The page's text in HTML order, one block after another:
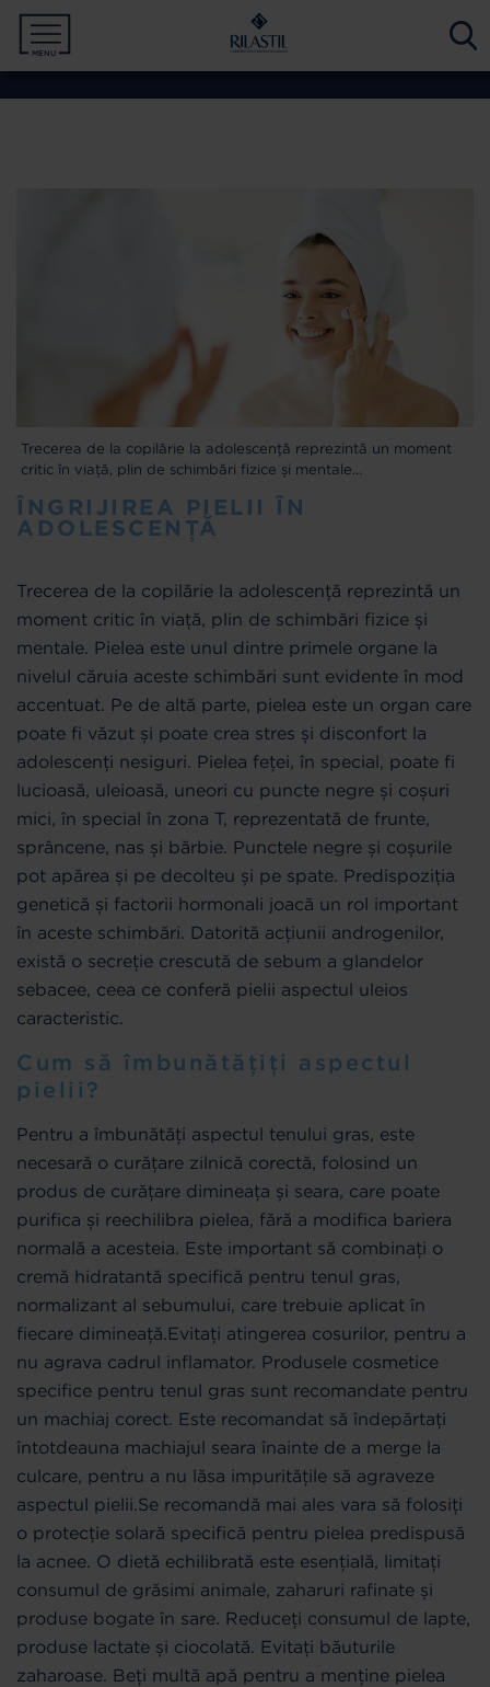
Trecerea de la copilărie la adolescență reprezintă un moment
critic în viață, plin de schimbări fizice și mentale…
ÎNGRIJIREA PIELII ÎN
ADOLESCENȚĂ
Trecerea de la copilărie la adolescență reprezintă un
moment critic în viață, plin de schimbări fizice și
mentale. Pielea este unul dintre primele organe la
nivelul căruia aceste schimbări sunt evidente în mod
accentuat. Pe de altă parte, pielea este un organ care
poate fi văzut și poate crea stres și disconfort la
adolescenți nesiguri. Pielea feței, în special, poate fi
lucioasă, uleioasă, uneori cu puncte negre și coșuri
mici, în special în zona T, reprezentată de frunte,
sprâncene, nas și bărbie. Punctele negre și coșurile
pot apărea și pe decolteu și pe spate. Predispoziția
genetică și factorii hormonali joacă un rol important
în aceste schimbări. Datorită acțiunii androgenilor,
există o secreție crescută de sebum a glandelor
sebacee, ceea ce conferă pielii aspectul uleios
caracteristic.
Cum să îmbunătățiți aspectul
pielii?
Pentru a îmbunătăți aspectul tenului gras, este
necesară o curățare zilnică corectă, folosind un
produs de curățare dimineața și seara, care poate
purifica și reechilibra pielea, fără a modifica bariera
normală a acesteia. Este important să combinați o
cremă hidratantă specifică pentru tenul gras,
normalizant al sebumului, care trebuie aplicat în
fiecare dimineață.Evitați atingerea cosurilor, pentru a
nu agrava cadrul inflamator. Produsele cosmetice
specifice pentru tenul gras sunt recomandate pentru
un machiaj corect. Este recomandat să îndepărtați
întotdeauna machiajul seara înainte de a merge la
culcare, pentru a nu lăsa impuritățile să agraveze
aspectul pielii.Se recomandă mai ales vara să folosiți
o protecție solară specifică pentru pielea predispusă
la acnee. O dietă echilibrată este esențială, limitați
consumul de grăsimi animale, zaharuri rafinate și
produse bogate în sare. Reduceți consumul de lapte,
produse lactate și ciocolată. Evitați băuturile
zaharoase. Beți multă apă pentru a menține pielea
MENU